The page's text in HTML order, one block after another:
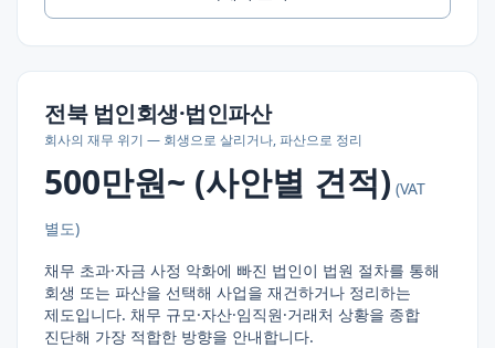
전북 법인회생·법인파산
회사의 재무 위기 — 회생으로 살리거나, 파산으로 정리
500만원~ (사안별 견적) (VAT
별도)
채무 초과·자금 사정 악화에 빠진 법인이 법원 절차를 통해
회생 또는 파산을 선택해 사업을 재건하거나 정리하는
제도입니다. 채무 규모·자산·임직원·거래처 상황을 종합
진단해 가장 적합한 방향을 안내합니다.